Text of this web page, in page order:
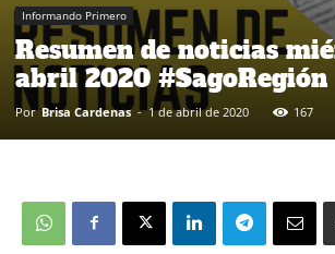
Informando Primero
Resumen de noticias
abril 2020 #SagoRegión
Por Brisa Cardenas - 1 de abril de 2020 167